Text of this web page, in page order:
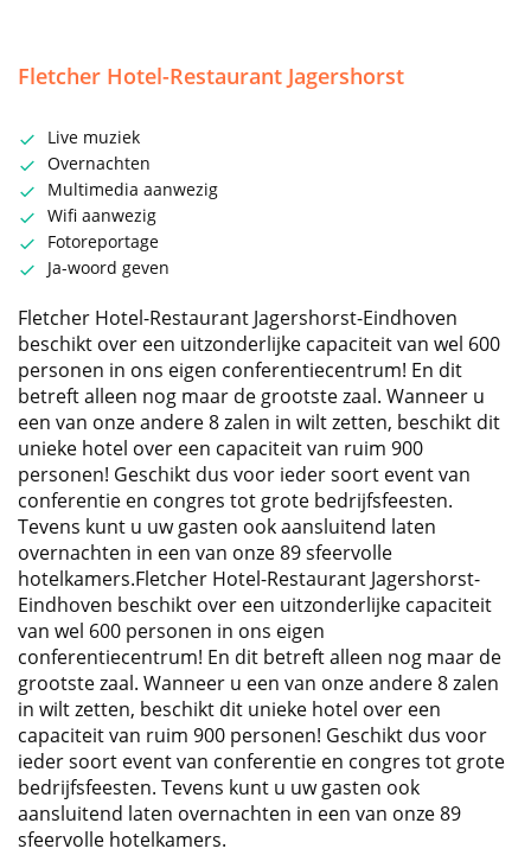
Fletcher Hotel-Restaurant Jagershorst
Live muziek
Overnachten
Multimedia aanwezig
Wifi aanwezig
Fotoreportage
Ja-woord geven
Fletcher Hotel-Restaurant Jagershorst-Eindhoven
beschikt over een uitzonderlijke capaciteit van wel 600
personen in ons eigen conferentiecentrum! En dit
betreft alleen nog maar de grootste zaal. Wanneer u
een van onze andere 8 zalen in wilt zetten, beschikt dit
unieke hotel over een capaciteit van ruim 900
personen! Geschikt dus voor ieder soort event van
conferentie en congres tot grote bedrijfsfeesten.
Tevens kunt u uw gasten ook aansluitend laten
overnachten in een van onze 89 sfeervolle
hotelkamers.Fletcher Hotel-Restaurant Jagershorst-
Eindhoven beschikt over een uitzonderlijke capaciteit
van wel 600 personen in ons eigen
conferentiecentrum! En dit betreft alleen nog maar de
grootste zaal. Wanneer u een van onze andere 8 zalen
in wilt zetten, beschikt dit unieke hotel over een
capaciteit van ruim 900 personen! Geschikt dus voor
ieder soort event van conferentie en congres tot grote
bedrijfsfeesten. Tevens kunt u uw gasten ook
aansluitend laten overnachten in een van onze 89
sfeervolle hotelkamers.